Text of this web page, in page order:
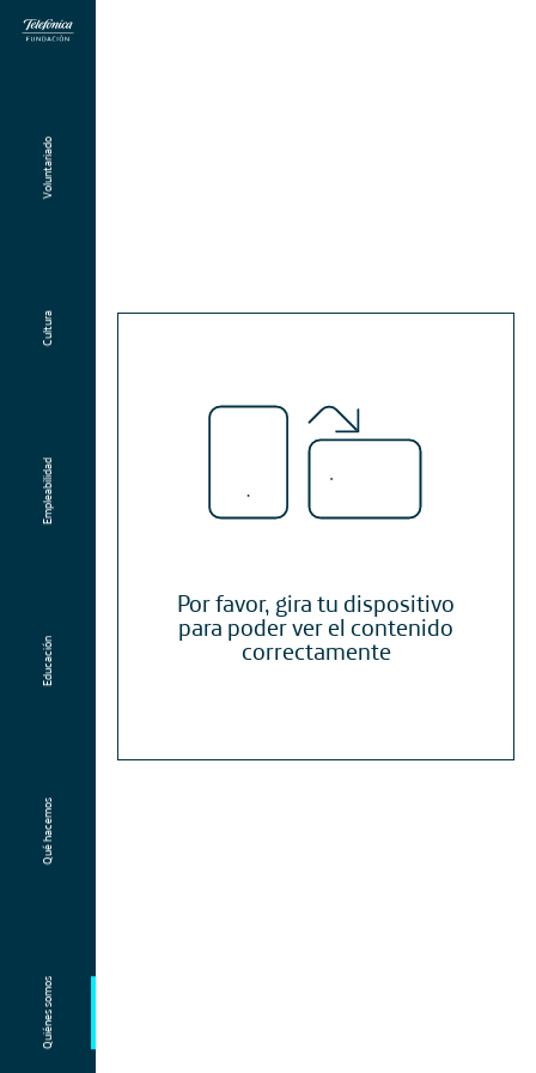
Quiénes somos
Qué hacemos
Educación
Empleabilidad
Cultura
Voluntariado
Por favor, gira tu dispositivo
para poder ver el contenido
correctamente